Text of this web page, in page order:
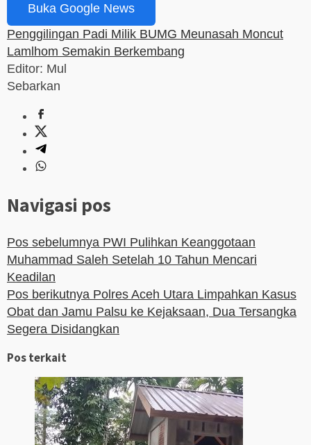
Buka Google News
Penggilingan Padi Milik BUMG Meunasah Moncut
Lamlhom Semakin Berkembang
Editor: Mul
Sebarkan
Navigasi pos
Pos sebelumnya PWI Pulihkan Keanggotaan
Muhammad Saleh Setelah 10 Tahun Mencari
Keadilan
Pos berikutnya Polres Aceh Utara Limpahkan Kasus
Obat dan Jamu Palsu ke Kejaksaan, Dua Tersangka
Segera Disidangkan
Pos terkait